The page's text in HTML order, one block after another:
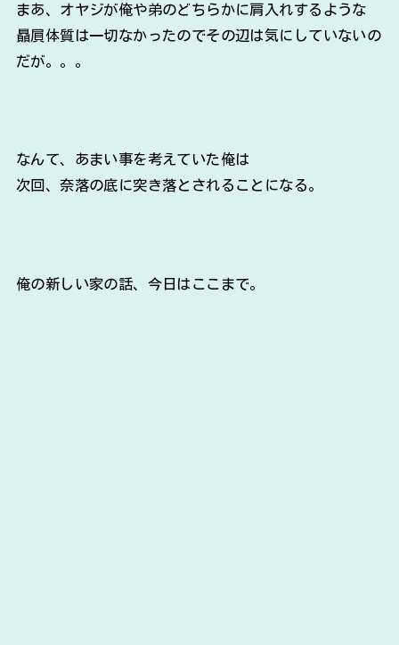
まあ、オヤジが俺や弟のどちらかに肩入れするような
贔屓体質は一切なかったのでその辺は気にしていないの
だが。。。
なんて、あまい事を考えていた俺は
次回、奈落の底に突き落とされることになる。
俺の新しい家の話、今日はここまで。